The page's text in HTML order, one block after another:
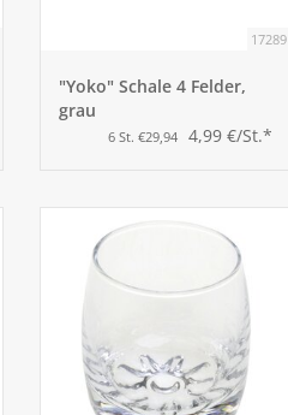
17289
"Yoko" Schale 4 Felder,
grau
6 St. €29,94 4,99 €/St.*